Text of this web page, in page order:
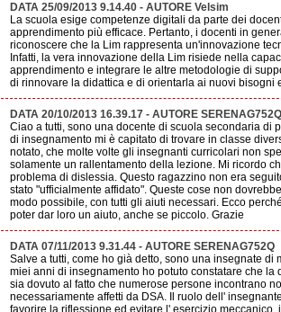
DATA 25/09/2013 9.14.40 - AUTORE Velsim
La scuola esige competenze digitali da parte dei
apprendimento più efficace. Pertanto, i docenti in
riconoscere che la Lim rappresenta un'innovazione
Infatti, la vera innovazione della Lim risiede nella
apprendimento e integrare le altre metodologie di
di rinnovare la didattica e di orientarla ai nuovi bisogni
DATA 20/10/2013 16.39.17 - AUTORE SERENAG752Q
Ciao a tutti, sono una docente di scuola secondaria di
di insegnamento mi è capitato di trovare in classe
notato, che molte volte gli insegnanti curricolari non
solamente un rallentamento della lezione. Mi ricordo
problema di dislessia. Questo ragazzino non era
stato "ufficialmente affidato". Queste cose non
modo possibile, con tutti gli aiuti necessari. Ecco
poter dar loro un aiuto, anche se piccolo. Grazie
DATA 07/11/2013 9.31.44 - AUTORE SERENAG752Q
Salve a tutti, come ho già detto, sono una insegnate
miei anni di insegnamento ho potuto constatare che
sia dovuto al fatto che numerose persone incontrano
necessariamente affetti da DSA. Il ruolo dell'
favorire la riflessione ed evitare l' esercizio